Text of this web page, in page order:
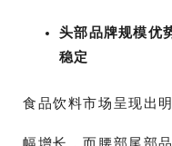
头部品牌规模优
稳定
食品饮料市场呈现出